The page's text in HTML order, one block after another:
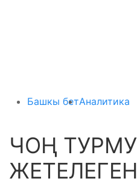
Башкы бетАналитика
ЧОҢ